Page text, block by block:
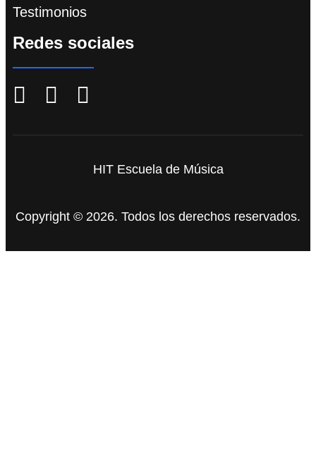
Testimonios
Redes sociales
HIT Escuela de Música
Copyright © 2026. Todos los derechos reservados.